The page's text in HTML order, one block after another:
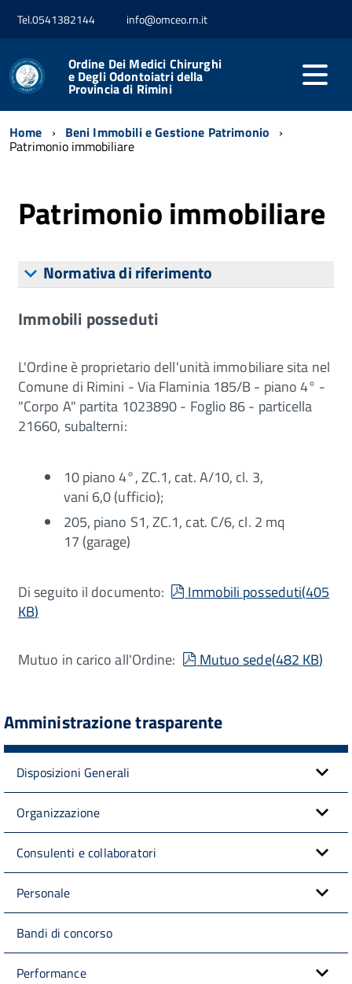
Tel.0541382144 info@omceo.rn.it
Ordine Dei Medici Chirurghi
e Degli Odontoiatri della
Provincia di Rimini
Home Beni Immobili e Gestione Patrimonio
Patrimonio immobiliare
Patrimonio immobiliare
Normativa di riferimento
Immobili posseduti
L'Ordine è proprietario dell'unità immobiliare sita nel
Comune di Rimini - Via Flaminia 185/B - piano 4° -
"Corpo A" partita 1023890 - Foglio 86 - particella
21660, subalterni:
10 piano 4°, ZC.1, cat. A/10, cl. 3,
vani 6,0 (ufficio);
205, piano S1, ZC.1, cat. C/6, cl. 2 mq
17 (garage)
Di seguito il documento: pdf
Immobili posseduti(405
KB)
Mutuo in carico all'Ordine: pdf
Mutuo sede(482 KB)
Amministrazione trasparente
Disposizioni Generali
Organizzazione
Consulenti e collaboratori
Personale
Bandi di concorso
Performance